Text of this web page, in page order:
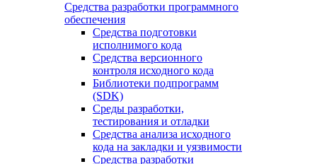
Средства разработки программного
обеспечения
Средства подготовки
исполнимого кода
Средства версионного
контроля исходного кода
Библиотеки подпрограмм
(SDK)
Среды разработки,
тестирования и отладки
Средства анализа исходного
кода на закладки и уязвимости
Средства разработки